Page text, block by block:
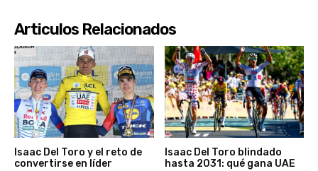
Articulos Relacionados
Isaac Del Toro y el reto de
convertirse en líder
Isaac Del Toro blindado
hasta 2031: qué gana UAE